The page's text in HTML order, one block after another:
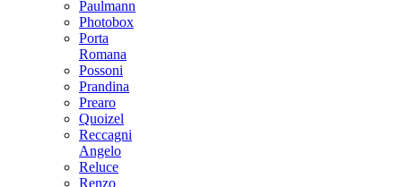
Paulmann
Photobox
Porta
Romana
Possoni
Prandina
Prearo
Quoizel
Reccagni
Angelo
Reluce
Renzo